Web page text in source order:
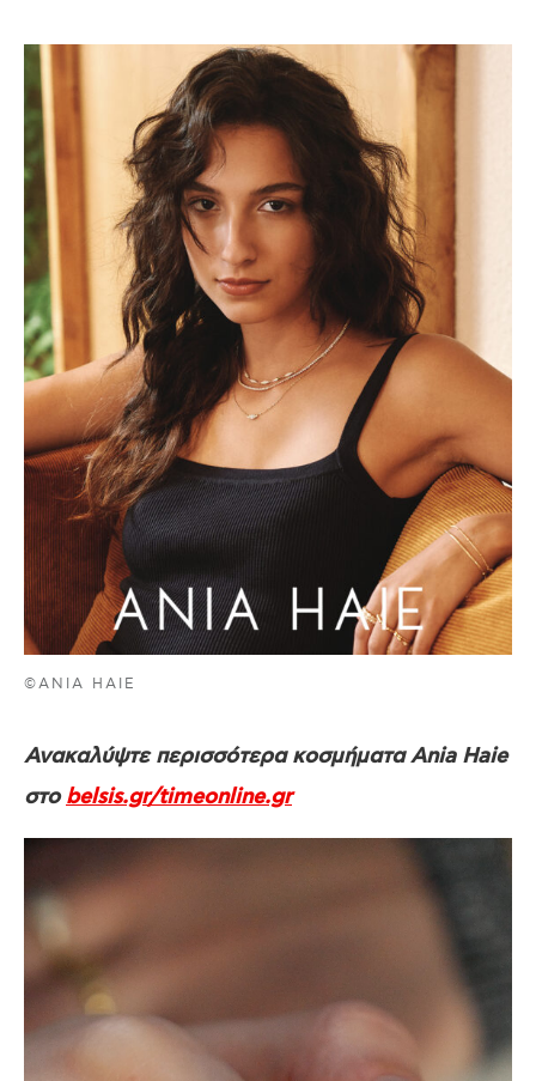
©ANIA HAIE
Ανακαλύψτε περισσότερα κοσμήματα Ania Haie
στοbelsis.gr/timeonline.gr